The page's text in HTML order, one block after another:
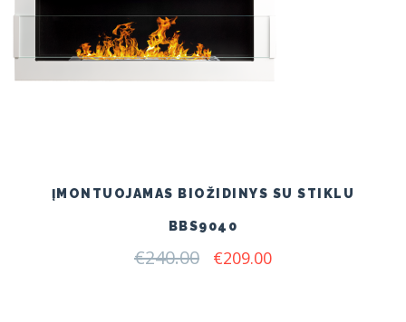
ĮMONTUOJAMAS BIOŽIDINYS SU STIKLU
BBS9040
€240.00 Original
€209.00Current